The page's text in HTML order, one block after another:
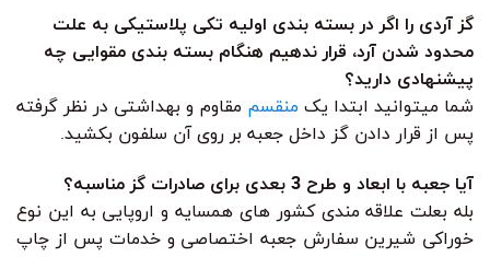
گز آردی را اگر در بسته بندی اولیه تکی پلاستیکی به علت
محدود شدن آرد، قرار ندهیم هنگام بسته بندی مقوایی چه
پیشنهادی دارید؟
شما میتوانید ابتدا یک منقسم مقاوم و بهداشتی در نظر گرفته
پس از قرار دادن گز داخل جعبه بر روی آن سلفون بکشید.
آیا جعبه با ابعاد و طرح 3 بعدی برای صادرات گز مناسبه؟
بله بعلت علاقه مندی کشور های همسایه و اروپایی به این نوع
خوراکی شیرین سفارش جعبه اختصاصی و خدمات پس از چاپ